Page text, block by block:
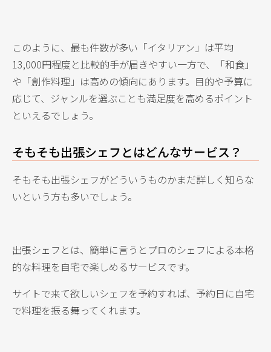
このように、最も件数が多い「イタリアン」は平均
13,000円程度と比較的手が届きやすい一方で、「和食」
や「創作料理」は高めの傾向にあります。目的や予算に
応じて、ジャンルを選ぶことも満足度を高めるポイント
といえるでしょう。
そもそも出張シェフとはどんなサービス？
そもそも出張シェフがどういうものかまだ詳しく知らな
いという方も多いでしょう。
出張シェフとは、簡単に言うとプロのシェフによる本格
的な料理を自宅で楽しめるサービスです。
サイトで来て欲しいシェフを予約すれば、予約日に自宅
で料理を振る舞ってくれます。